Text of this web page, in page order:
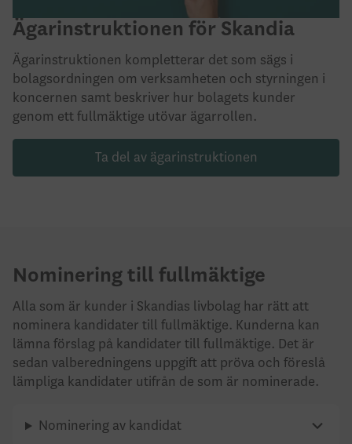
Ägarinstruktionen för Skandia
Ägarinstruktionen kompletterar det som sägs i
bolagsordningen om verksamheten och styrningen i
koncernen samt beskriver hur bolagets kunder
genom ett fullmäktige utövar ägarrollen.
Ta del av ägarinstruktionen
Nominering till fullmäktige
Alla som är kunder i Skandias livbolag har rätt att
nominera kandidater till fullmäktige. Kunderna kan
lämna förslag på kandidater till fullmäktige. Det är
sedan valberedningens uppgift att pröva och föreslå
lämpliga kandidater utifrån de som är nominerade.
Nominering av kandidat